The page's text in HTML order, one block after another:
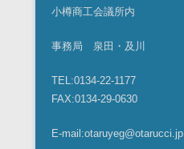
小樽商工会議所内
事務局 泉田・及川
TEL:0134-22-1177
FAX:0134-29-0630
E-mail:otaruyeg@otarucci.jp